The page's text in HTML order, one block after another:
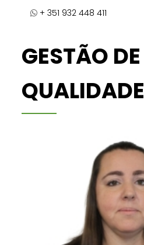
+ 351 932 448 411
GESTÃO DE
QUALIDADE